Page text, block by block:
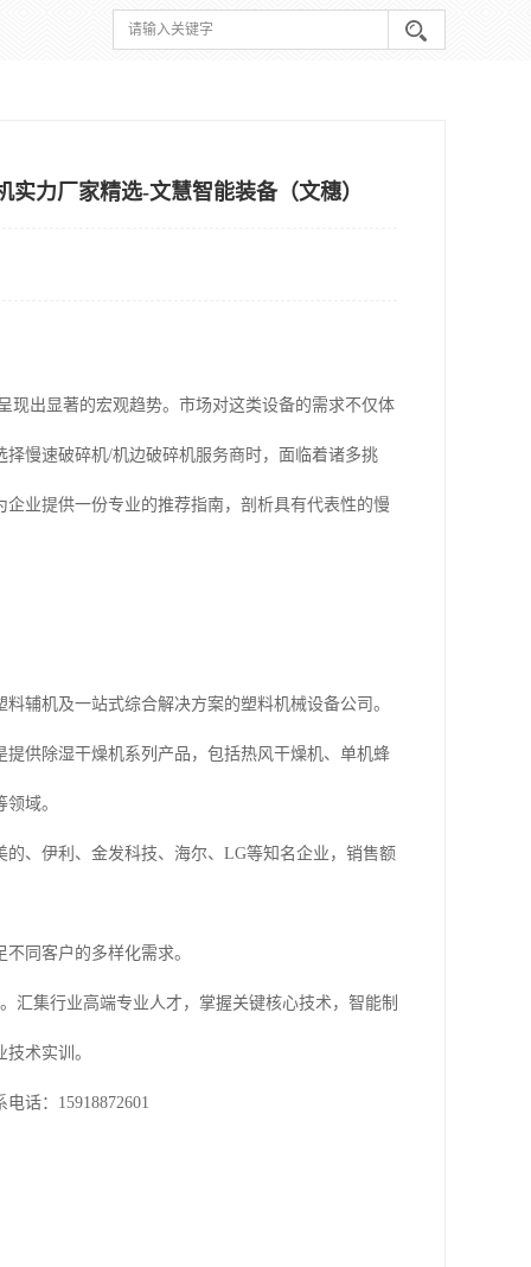
力厂家精选-文慧智能装备（文穗）
现出显著的宏观趋势。市场对这类设备的需求不仅体
慢速破碎机/机边破碎机服务商时，面临着诸多挑
业提供一份专业的推荐指南，剖析具有代表性的慢
辅机及一站式综合解决方案的塑料机械设备公司。
供除湿干燥机系列产品，包括热风干燥机、单机蜂
域。
、伊利、金发科技、海尔、LG等知名企业，销售额
同客户的多样化需求。
汇集行业高端专业人才，掌握关键核心技术，智能制
术实训。
话：15918872601